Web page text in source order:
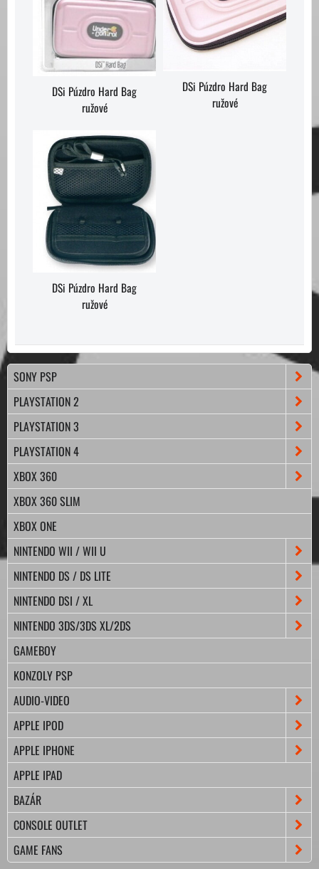
DSi Púzdro Hard Bag
ružové
DSi Púzdro Hard Bag
ružové
DSi Púzdro Hard Bag
ružové
SONY PSP
PLAYSTATION 2
PLAYSTATION 3
PLAYSTATION 4
XBOX 360
XBOX 360 SLIM
XBOX ONE
NINTENDO WII / WII U
NINTENDO DS / DS LITE
NINTENDO DSI / XL
NINTENDO 3DS/3DS XL/2DS
GAMEBOY
KONZOLY PSP
AUDIO-VIDEO
APPLE IPOD
APPLE IPHONE
APPLE IPAD
BAZÁR
CONSOLE OUTLET
GAME FANS